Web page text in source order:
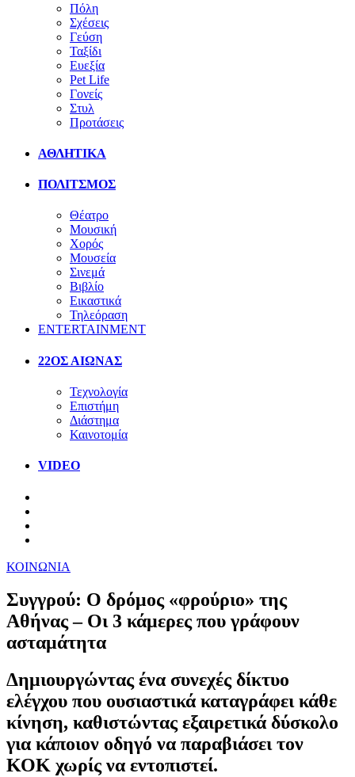
Πόλη
Σχέσεις
Γεύση
Ταξίδι
Ευεξία
Pet Life
Γονείς
Στυλ
Προτάσεις
ΑΘΛΗΤΙΚΑ
ΠΟΛΙΤΣΜΟΣ
Θέατρο
Μουσική
Χορός
Μουσεία
Σινεμά
Βιβλίο
Εικαστικά
Τηλεόραση
ENTERTAINMENT
22ΟΣ ΑΙΩΝΑΣ
Τεχνολογία
Επιστήμη
Διάστημα
Καινοτομία
VIDEO
ΚΟΙΝΩΝΙΑ
Συγγρού: Ο δρόμος «φρούριο» της
Αθήνας – Οι 3 κάμερες που γράφουν
ασταμάτητα
Δημιουργώντας ένα συνεχές δίκτυο
ελέγχου που ουσιαστικά καταγράφει κάθε
κίνηση, καθιστώντας εξαιρετικά δύσκολο
για κάποιον οδηγό να παραβιάσει τον
ΚΟΚ χωρίς να εντοπιστεί.